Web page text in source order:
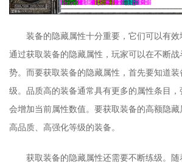
装备的隐藏属性十分重要，它们可以有效
通过获取装备的隐藏属性，玩家可以在不断
势。而要获取装备的隐藏属性，首先要知道
级。品质高的装备通常具有更多的属性条目
会增加当前属性数值。要获取装备的高额隐
高品质、高强化等级的装备。
获取装备的隐藏属性还需要不断练级。随